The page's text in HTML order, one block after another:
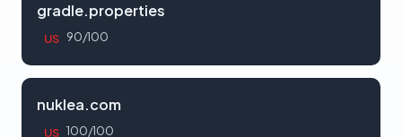
gradle.properties
US 90/100
nuklea.com
US 100/100